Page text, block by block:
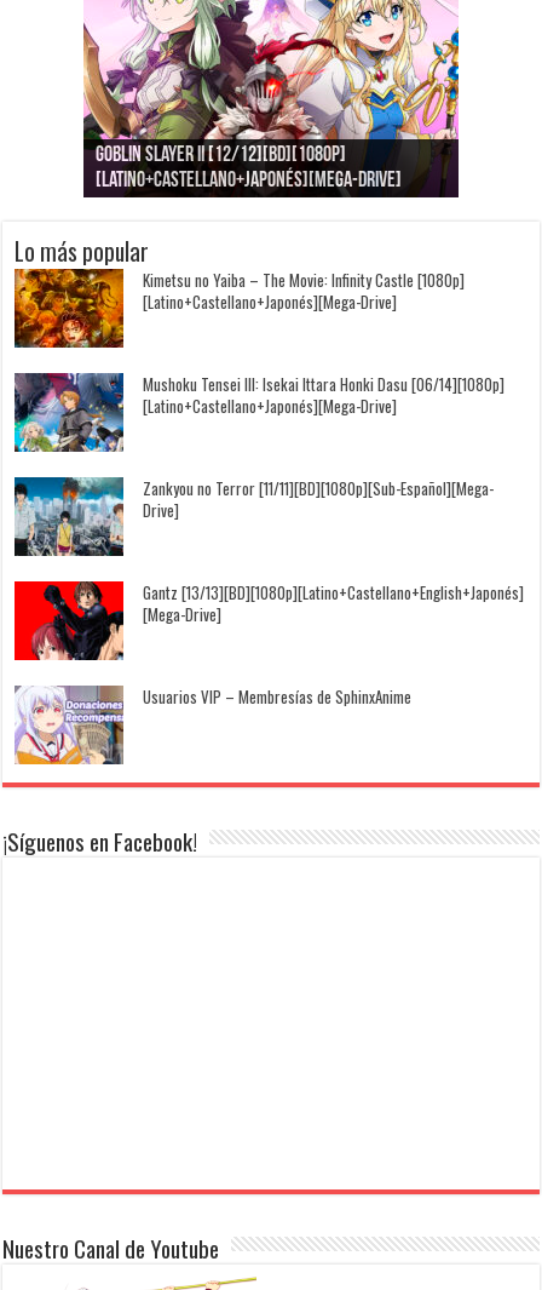
Goblin Slayer II [12/12][BD][1080p]
[Latino+Castellano+Japonés][Mega-Drive]
Jujutsu Kaisen: Kaigyoku/Gyokusetsu [1080p]
[Latino+Japonés][Mega-Drive]
Kimi to, Nami ni Noretara [BD][1080p]
[Latino+Castellano+Japonés][Mega-Drive]
Nukitashi the Animation [11/11+OVAS][BD]
[1080p][Sub-Español][Mega-Drive]
Kimi wa Houkago Insomnia [13/13][BD][1080p]
[Castellano+English+Japonés][Mega-Drive]
Getsuyoubi no Tawawa [12/12+Especiales][BD]
[1080p][Sub-Español][Mega-Drive]
Lo más popular
Kimetsu no Yaiba – The Movie: Infinity Castle [1080p]
[Latino+Castellano+Japonés][Mega-Drive]
Mushoku Tensei III: Isekai Ittara Honki Dasu [06/14][1080p]
[Latino+Castellano+Japonés][Mega-Drive]
Zankyou no Terror [11/11][BD][1080p][Sub-Español][Mega-
Drive]
Gantz [13/13][BD][1080p][Latino+Castellano+English+Japonés]
[Mega-Drive]
Usuarios VIP – Membresías de SphinxAnime
¡Síguenos en Facebook!
Nuestro Canal de Youtube